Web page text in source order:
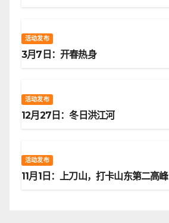
活动发布
3月7日：开春热身
活动发布
12月27日：冬日洪江河
活动发布
11月1日：上刀山，打卡山东第二高峰